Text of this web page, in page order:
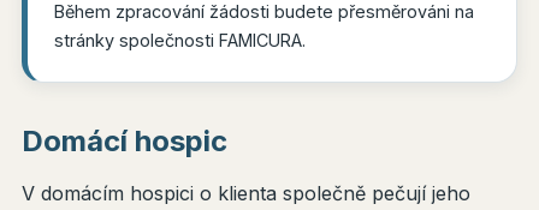
Během zpracování žádosti budete přesměrováni na
stránky společnosti FAMICURA.
Domácí hospic
V domácím hospici o klienta společně pečují jeho